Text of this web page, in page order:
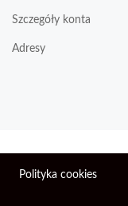
Szczegóły konta
Adresy
Wszelkie prawa
Polityka cookies